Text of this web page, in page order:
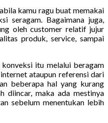
kamu ragu buat memakai
seragam. Bagaimana juga,
oleh customer relatif jujur
produk, service, sampai
itu melalui beragam
ataupun referensi dari
beberapa hal yang kurang
diincar, maka ada mestinya
sebelum menentukan lebih